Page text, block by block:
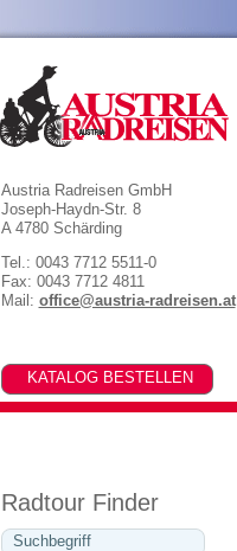
Radtour Finder
Austria Radreisen GmbH
Joseph-Haydn-Str. 8
A 4780 Schärding
Tel.: 0043 7712 5511-0
Fax: 0043 7712 4811
Mail: office@austria-radreisen.at